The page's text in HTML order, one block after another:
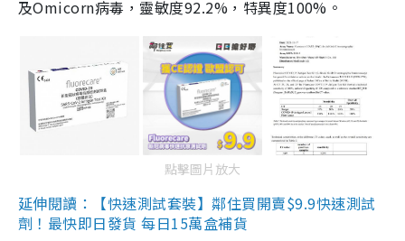
及Omicorn病毒，靈敏度92.2%，特異度100%。
點擊圖片放大
延伸閱讀：【快速測試套裝】鄰住買開賣$9.9快速測試
劑！最快即日發貨 每日15萬盒補貨